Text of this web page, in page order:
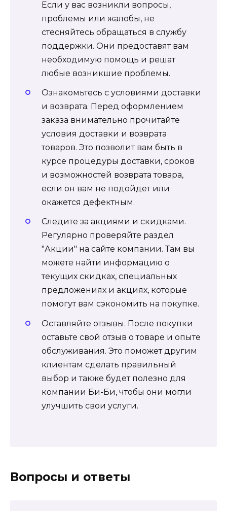
Если у вас возникли вопросы,
проблемы или жалобы, не
стесняйтесь обращаться в службу
поддержки. Они предоставят вам
необходимую помощь и решат
любые возникшие проблемы.
Ознакомьтесь с условиями доставки
и возврата. Перед оформлением
заказа внимательно прочитайте
условия доставки и возврата
товаров. Это позволит вам быть в
курсе процедуры доставки, сроков
и возможностей возврата товара,
если он вам не подойдет или
окажется дефектным.
Следите за акциями и скидками.
Регулярно проверяйте раздел
"Акции" на сайте компании. Там вы
можете найти информацию о
текущих скидках, специальных
предложениях и акциях, которые
помогут вам сэкономить на покупке.
Оставляйте отзывы. После покупки
оставьте свой отзыв о товаре и опыте
обслуживания. Это поможет другим
клиентам сделать правильный
выбор и также будет полезно для
компании Би-Би, чтобы они могли
улучшить свои услуги.
Вопросы и ответы